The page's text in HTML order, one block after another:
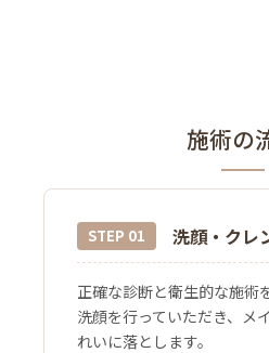
施術の
STEP 01 洗顔・クレ
正確な診断と衛生的な施術
洗顔を行っていただき、メ
れいに落とします。